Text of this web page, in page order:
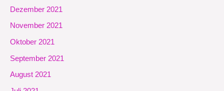
Dezember 2021
November 2021
Oktober 2021
September 2021
August 2021